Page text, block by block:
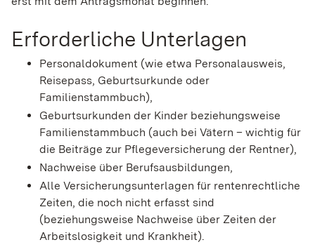
Erforderliche Unterlagen
Personaldokument (wie etwa Personalausweis,
Reisepass, Geburtsurkunde oder
Familienstammbuch),
Geburtsurkunden der Kinder beziehungsweise
Familienstammbuch (auch bei Vätern – wichtig für
die Beiträge zur Pflegeversicherung der Rentner),
Nachweise über Berufsausbildungen,
Alle Versicherungsunterlagen für rentenrechtliche
Zeiten, die noch nicht erfasst sind
(beziehungsweise Nachweise über Zeiten der
Arbeitslosigkeit und Krankheit).